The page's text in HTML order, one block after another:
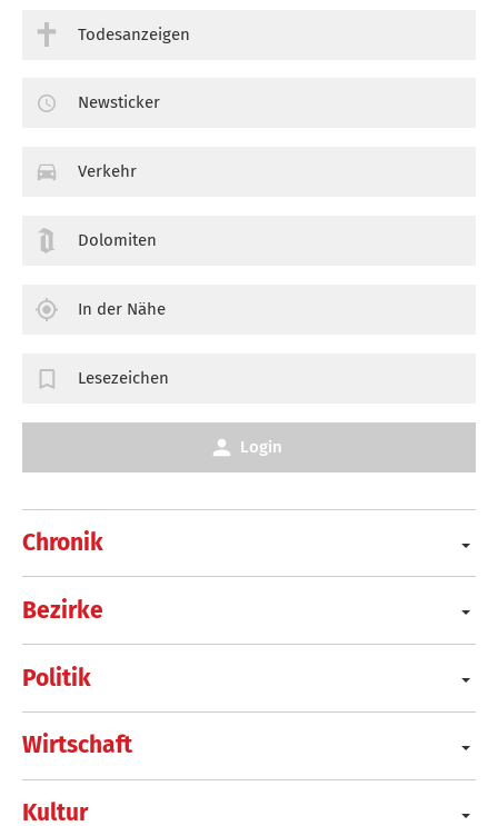
Chronik
Bezirke
Politik
Wirtschaft
Kultur
Todesanzeigen
Newsticker
Verkehr
Dolomiten
In der Nähe
Lesezeichen
Login